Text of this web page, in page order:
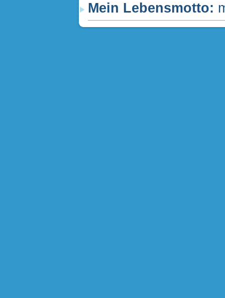
Mein Lebensmotto: